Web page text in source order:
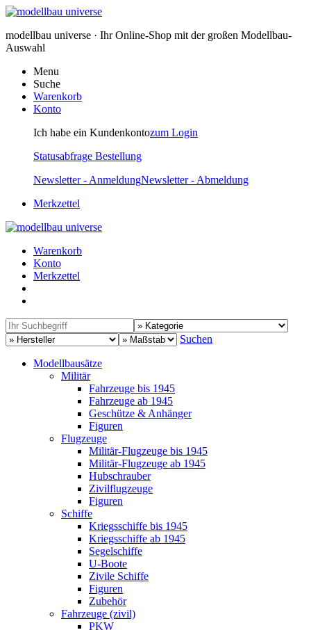
modellbau universe · Ihr Online-Shop mit der großen Modellbau-
Auswahl
Menu
Suche
Warenkorb
Konto
Ich habe ein Kundenkontozum Login
Statusabfrage Bestellung
Newsletter - AnmeldungNewsletter - Abmeldung
Merkzettel
Warenkorb
Konto
Merkzettel
Suchen
Modellbausätze
Militär
Fahrzeuge bis 1945
Fahrzeuge ab 1945
Geschütze & Anhänger
Figuren
Flugzeuge
Militär-Flugzeuge bis 1945
Militär-Flugzeuge ab 1945
Hubschrauber
Zivilflugzeuge
Figuren
Schiffe
Kriegsschiffe bis 1945
Kriegsschiffe ab 1945
Segelschiffe
U-Boote
Zivile Schiffe
Figuren
Zubehör
Fahrzeuge (zivil)
PKW